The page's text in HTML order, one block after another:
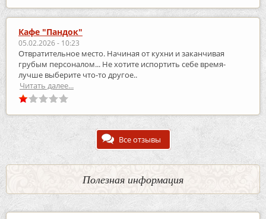
Кафе "Пандок"
05.02.2026 - 10:23
Отвратительное место. Начиная от кухни и заканчивая
грубым персоналом... Не хотите испортить себе время-
лучше выберите что-то другое..
Читать далее...
Все отзывы
Полезная информация